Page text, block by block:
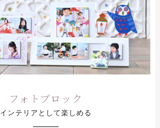
フォトブロック
インテリアとして楽しめる